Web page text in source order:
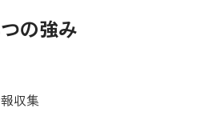
の強み
収集